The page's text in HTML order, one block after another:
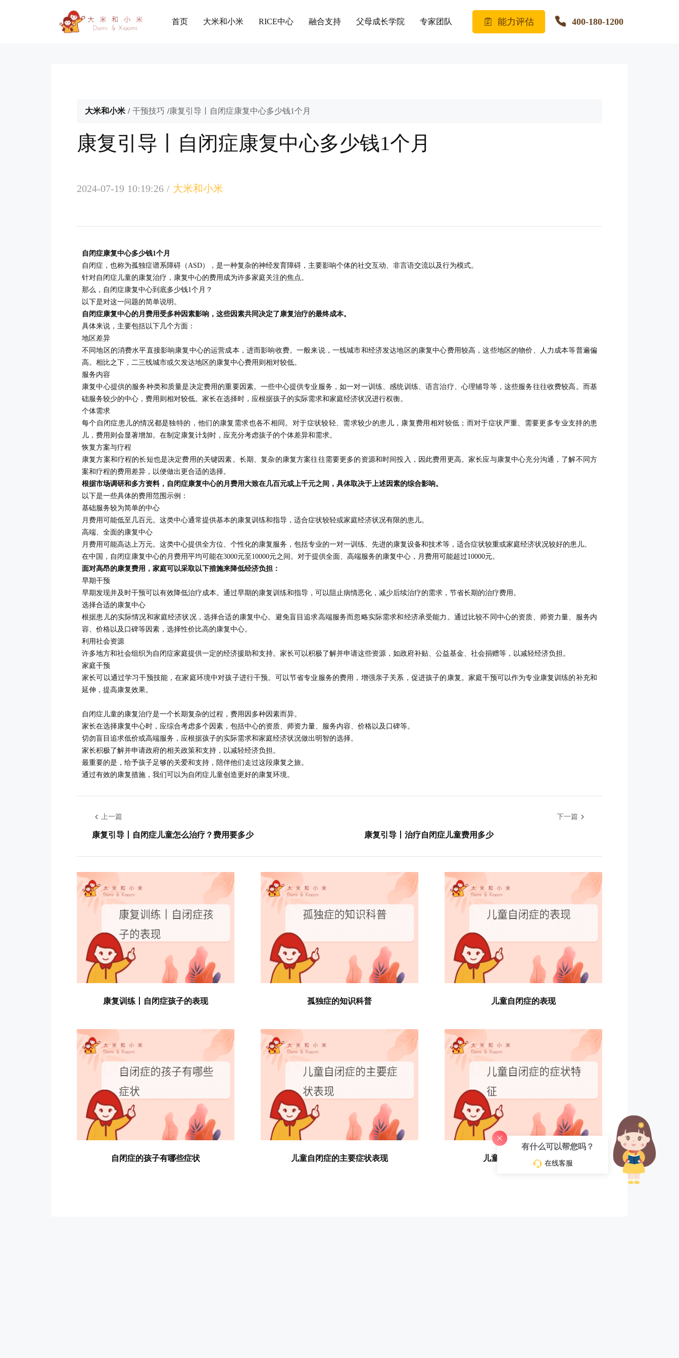
首页 大米和小米 RICE中心 融合支持 父母成长学院 专家团队 能力评估 400-180-1200
大米和小米 / 干预技巧 /康复引导丨自闭症康复中心多少钱1个月
康复引导丨自闭症康复中心多少钱1个月
2024-07-19 10:19:26 / 大米和小米
自闭症康复中心多少钱1个月
自闭症，也称为孤独症谱系障碍（ASD），是一种复杂的神经发育障碍，主要影响个体的社交互动、非言语交流以及行为模式。
针对自闭症儿童的康复治疗，康复中心的费用成为许多家庭关注的焦点。
那么，自闭症康复中心到底多少钱1个月？
以下是对这一问题的简单说明。
自闭症康复中心的月费用受多种因素影响，这些因素共同决定了康复治疗的最终成本。
具体来说，主要包括以下几个方面：
地区差异
不同地区的消费水平直接影响康复中心的运营成本，进而影响收费。一般来说，一线城市和经济发达地区的康复中心费用较高，这些地区的物价、人力成本等普遍偏
高。相比之下，二三线城市或欠发达地区的康复中心费用则相对较低。
服务内容
康复中心提供的服务种类和质量是决定费用的重要因素。一些中心提供专业服务，如一对一训练、感统训练、语言治疗、心理辅导等，这些服务往往收费较高。而基
础服务较少的中心，费用则相对较低。家长在选择时，应根据孩子的实际需求和家庭经济状况进行权衡。
个体需求
每个自闭症患儿的情况都是独特的，他们的康复需求也各不相同。对于症状较轻、需求较少的患儿，康复费用相对较低；而对于症状严重、需要更多专业支持的患
儿，费用则会显著增加。在制定康复计划时，应充分考虑孩子的个体差异和需求。
恢复方案与疗程
康复方案和疗程的长短也是决定费用的关键因素。长期、复杂的康复方案往往需要更多的资源和时间投入，因此费用更高。家长应与康复中心充分沟通，了解不同方
案和疗程的费用差异，以便做出更合适的选择。
根据市场调研和多方资料，自闭症康复中心的月费用大致在几百元或上千元之间，具体取决于上述因素的综合影响。
以下是一些具体的费用范围示例：
基础服务较为简单的中心
月费用可能低至几百元。这类中心通常提供基本的康复训练和指导，适合症状较轻或家庭经济状况有限的患儿。
高端、全面的康复中心
月费用可能高达上万元。这类中心提供全方位、个性化的康复服务，包括专业的一对一训练、先进的康复设备和技术等，适合症状较重或家庭经济状况较好的患儿。
在中国，自闭症康复中心的月费用平均可能在3000元至10000元之间。对于提供全面、高端服务的康复中心，月费用可能超过10000元。
面对高昂的康复费用，家庭可以采取以下措施来降低经济负担：
早期干预
早期发现并及时干预可以有效降低治疗成本。通过早期的康复训练和指导，可以阻止病情恶化，减少后续治疗的需求，节省长期的治疗费用。
选择合适的康复中心
根据患儿的实际情况和家庭经济状况，选择合适的康复中心。避免盲目追求高端服务而忽略实际需求和经济承受能力。通过比较不同中心的资质、师资力量、服务内
容、价格以及口碑等因素，选择性价比高的康复中心。
利用社会资源
许多地方和社会组织为自闭症家庭提供一定的经济援助和支持。家长可以积极了解并申请这些资源，如政府补贴、公益基金、社会捐赠等，以减轻经济负担。
家庭干预
家长可以通过学习干预技能，在家庭环境中对孩子进行干预。可以节省专业服务的费用，增强亲子关系，促进孩子的康复。家庭干预可以作为专业康复训练的补充和
延伸，提高康复效果。
自闭症儿童的康复治疗是一个长期复杂的过程，费用因多种因素而异。
家长在选择康复中心时，应综合考虑多个因素，包括中心的资质、师资力量、服务内容、价格以及口碑等。
切勿盲目追求低价或高端服务，应根据孩子的实际需求和家庭经济状况做出明智的选择。
家长积极了解并申请政府的相关政策和支持，以减轻经济负担。
最重要的是，给予孩子足够的关爱和支持，陪伴他们走过这段康复之旅。
通过有效的康复措施，我们可以为自闭症儿童创造更好的康复环境。
上一篇
康复引导丨自闭症儿童怎么治疗？费用要多少
下一篇
康复引导丨治疗自闭症儿童费用多少
康复训练丨自闭症孩子的表现 孤独症的知识科普 儿童自闭症的表现
自闭症的孩子有哪些症状 儿童自闭症的主要症状表现 儿童自闭症的症状特征
有什么可以帮您吗？
在线客服